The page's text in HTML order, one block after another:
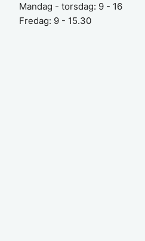
Mandag - torsdag: 9 - 16
Fredag: 9 - 15.30